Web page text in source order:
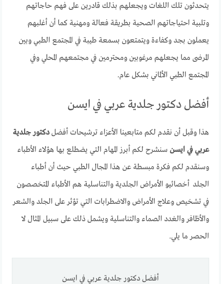
يتحدثون تلك اللغات ويجعلهم بذلك قادرين على فهم حاجاتهم
وتلبية احتياجاتهم الصحية بطريقة فعالة ومهنية كما أن أغلبهم
يعملون بجد وكفاءة ويتمتعون بسمعة طيبة في المجتمع الطبي وبين
المرضى مما يجعلهم مرغوبين ومحترمين في مجتمعهم المحلي وفي
المجتمع الطبي الألماني بشكل عام.
أفضل دكتور جلدية عربي في ايسن
هذا وقبل أن نقدم لكم متابعينا الأعزاء ترشيحات أفضلدكتور جلدية
عربي في ايسن سنشرح لكم أبرز المهام التي يضطلع بها هؤلاء الأطباء
وسنقدم لكم فكرة مبسطة عن هذا المجال الطبي حيث أن أطباء
الجلد أخصائيو الأمراض الجلدية والتناسلية هم الأطباء المتخصصون
في تشخيص وعلاج الأمراض والاضطرابات التي تؤثر على الجلد والشعر
والأظافر والغدد الصماء والتناسلية ويشمل ذلك على سبيل المثال لا
الحصر ما يلي.
أفضل دكتور جلدية عربي في ايسن